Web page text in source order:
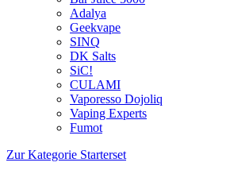
Adalya
Geekvape
SINQ
DK Salts
SiC!
CULAMI
Vaporesso Dojoliq
Vaping Experts
Fumot
Zur Kategorie Starterset